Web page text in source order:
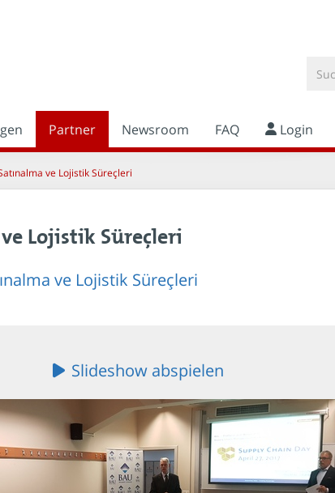
Partner Newsroom FAQ Login
ve Lojistik Süreçleri
Lojistik Süreçleri
ve Lojistik Süreçleri
Slideshow abspielen